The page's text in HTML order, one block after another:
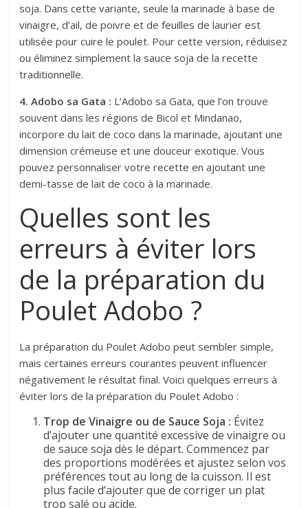
soja. Dans cette variante, seule la marinade à base de
vinaigre, d’ail, de poivre et de feuilles de laurier est
utilisée pour cuire le poulet. Pour cette version, réduisez
ou éliminez simplement la sauce soja de la recette
traditionnelle.
4. Adobo sa Gata : L’Adobo sa Gata, que l’on trouve
souvent dans les régions de Bicol et Mindanao,
incorpore du lait de coco dans la marinade, ajoutant une
dimension crémeuse et une douceur exotique. Vous
pouvez personnaliser votre recette en ajoutant une
demi-tasse de lait de coco à la marinade.
Quelles sont les
erreurs à éviter lors
de la préparation du
Poulet Adobo ?
La préparation du Poulet Adobo peut sembler simple,
mais certaines erreurs courantes peuvent influencer
négativement le résultat final. Voici quelques erreurs à
éviter lors de la préparation du Poulet Adobo :
Trop de Vinaigre ou de Sauce Soja : Évitez
d’ajouter une quantité excessive de vinaigre ou
de sauce soja dès le départ. Commencez par
des proportions modérées et ajustez selon vos
préférences tout au long de la cuisson. Il est
plus facile d’ajouter que de corriger un plat
trop salé ou acide.